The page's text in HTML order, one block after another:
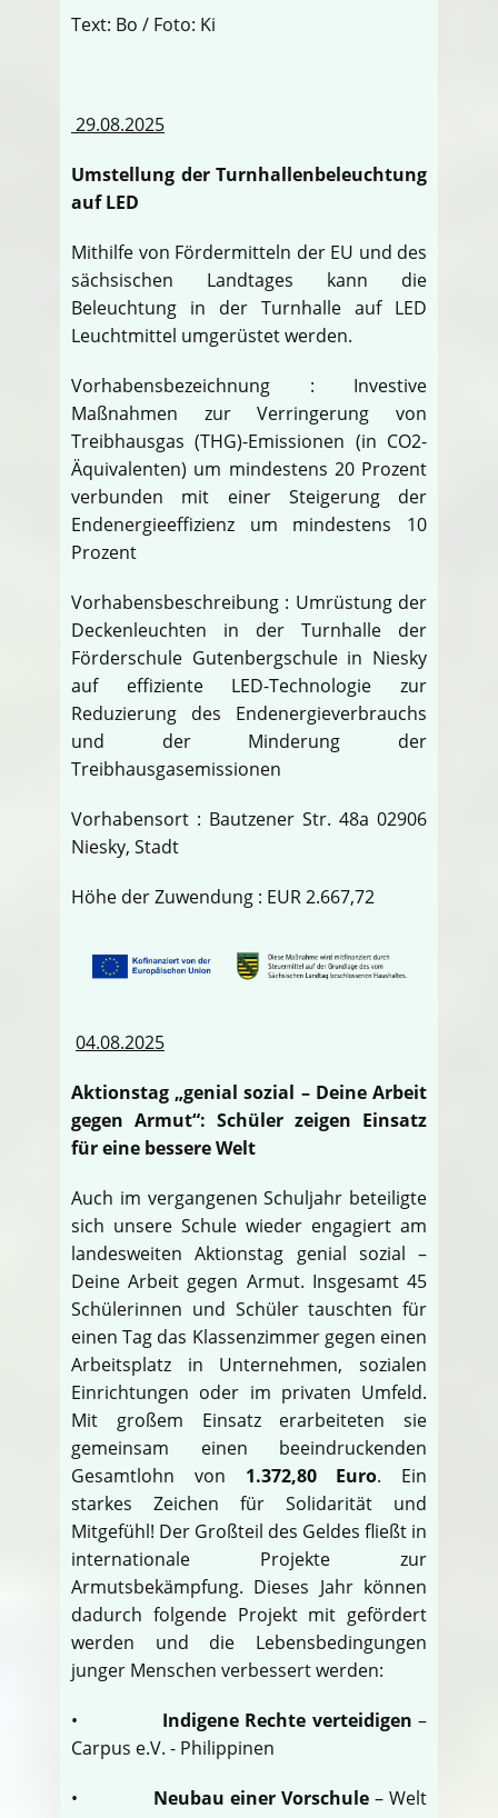
Text: Bo / Foto: Ki
29.08.2025
Umstellung der Turnhallenbeleuchtung
auf LED
Mithilfe von Fördermitteln der EU und des
sächsischen Landtages kann die
Beleuchtung in der Turnhalle auf LED
Leuchtmittel umgerüstet werden.
Vorhabensbezeichnung : Investive
Maßnahmen zur Verringerung von
Treibhausgas (THG)-Emissionen (in CO2-
Äquivalenten) um mindestens 20 Prozent
verbunden mit einer Steigerung der
Endenergieeffizienz um mindestens 10
Prozent
Vorhabensbeschreibung : Umrüstung der
Deckenleuchten in der Turnhalle der
Förderschule Gutenbergschule in Niesky
auf effiziente LED-Technologie zur
Reduzierung des Endenergieverbrauchs
und der Minderung der
Treibhausgasemissionen
Vorhabensort : Bautzener Str. 48a 02906
Niesky, Stadt
Höhe der Zuwendung : EUR 2.667,72
04.08.2025
Aktionstag „genial sozial – Deine Arbeit
gegen Armut“: Schüler zeigen Einsatz
für eine bessere Welt
Auch im vergangenen Schuljahr beteiligte
sich unsere Schule wieder engagiert am
landesweiten Aktionstag genial sozial –
Deine Arbeit gegen Armut. Insgesamt 45
Schülerinnen und Schüler tauschten für
einen Tag das Klassenzimmer gegen einen
Arbeitsplatz in Unternehmen, sozialen
Einrichtungen oder im privaten Umfeld.
Mit großem Einsatz erarbeiteten sie
gemeinsam einen beeindruckenden
Gesamtlohn von 1.372,80 Euro. Ein
starkes Zeichen für Solidarität und
Mitgefühl! Der Großteil des Geldes fließt in
internationale Projekte zur
Armutsbekämpfung. Dieses Jahr können
dadurch folgende Projekt mit gefördert
werden und die Lebensbedingungen
junger Menschen verbessert werden:
• Indigene Rechte verteidigen –
Carpus e.V. - Philippinen
• Neubau einer Vorschule – Welt